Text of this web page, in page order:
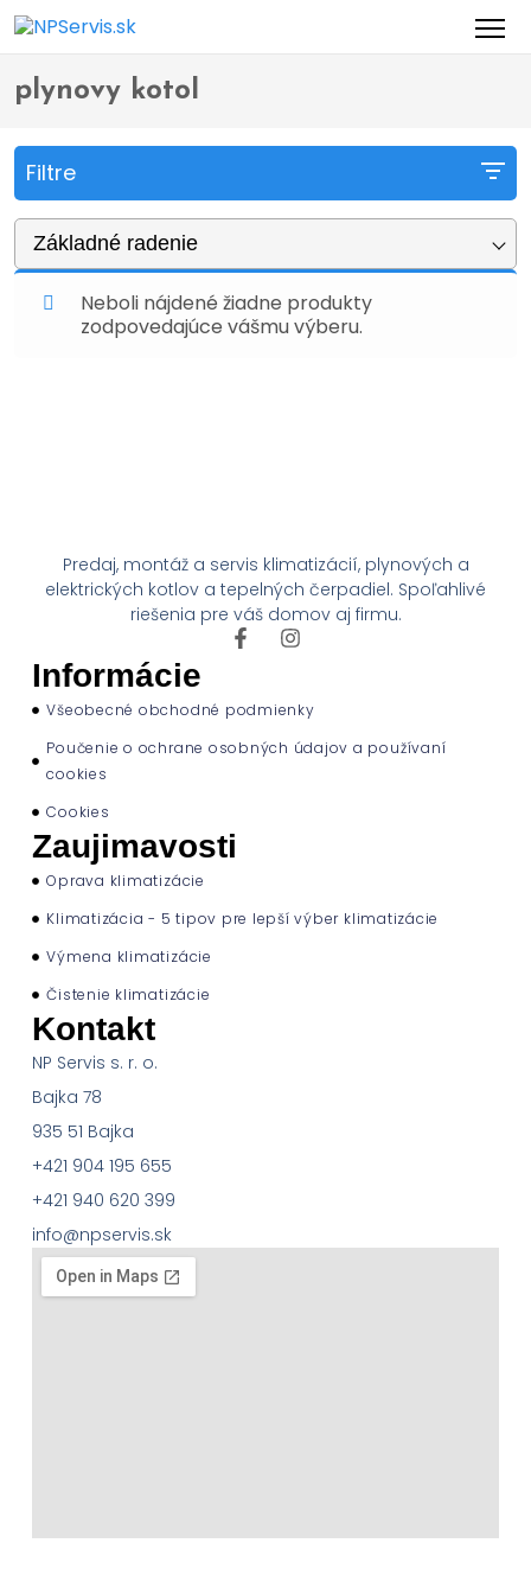
Domov > Obchod
plynovy kotol
Filtre
Základné radenie
Neboli nájdené žiadne produkty
zodpovedajúce vášmu výberu.
Predaj, montáž a servis klimatizácií, plynových a
elektrických kotlov a tepelných čerpadiel. Spoľahlivé
riešenia pre váš domov aj firmu.
Informácie
Všeobecné obchodné podmienky
Poučenie o ochrane osobných údajov a používaní
cookies
Cookies
Zaujimavosti
Oprava klimatizácie
Klimatizácia - 5 tipov pre lepší výber klimatizácie
Výmena klimatizácie
Čistenie klimatizácie
Kontakt
NP Servis s. r. o.
Bajka 78
935 51 Bajka
+421 904 195 655
+421 940 620 399
info@npservis.sk